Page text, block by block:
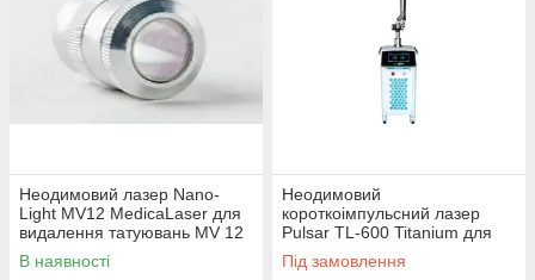
Неодимовий лазер Nano-
Light MV12 MedicaLaser для
видалення татуювань MV 12
Карбоновий пілінг, Нове
В наявності
Неодимовий
короткоімпульсний лазер
Pulsar TL-600 Titanium для
видалення татуювань та
омолодження
Під замовлення